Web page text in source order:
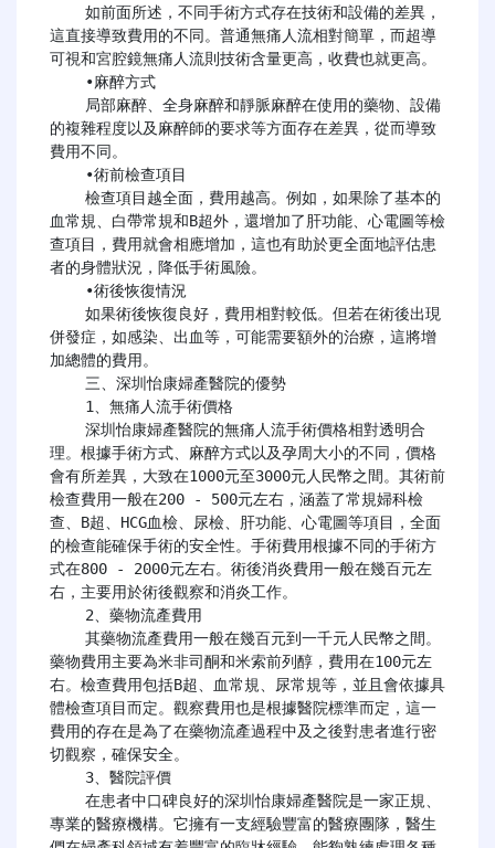
這直接導致費用的不同。普通無痛人流相對簡單，而超導
可視和宮腔鏡無痛人流則技術含量更高，收費也就更高。
的複雜程度以及麻醉師的要求等方面存在差異，從而導致
費用不同。
血常規、白帶常規和B超外，還增加了肝功能、心電圖等檢
查項目，費用就會相應增加，這也有助於更全面地評估患
者的身體狀況，降低手術風險。
併發症，如感染、出血等，可能需要額外的治療，這將增
加總體的費用。
理。根據手術方式、麻醉方式以及孕周大小的不同，價格
會有所差異，大致在1000元至3000元人民幣之間。其術前
檢查費用一般在200 - 500元左右，涵蓋了常規婦科檢
查、B超、HCG血檢、尿檢、肝功能、心電圖等項目，全面
的檢查能確保手術的安全性。手術費用根據不同的手術方
式在800 - 2000元左右。術後消炎費用一般在幾百元左
右，主要用於術後觀察和消炎工作。
藥物費用主要為米非司酮和米索前列醇，費用在100元左
右。檢查費用包括B超、血常規、尿常規等，並且會依據具
體檢查項目而定。觀察費用也是根據醫院標準而定，這一
費用的存在是為了在藥物流產過程中及之後對患者進行密
切觀察，確保安全。
專業的醫療機構。它擁有一支經驗豐富的醫療團隊，醫生